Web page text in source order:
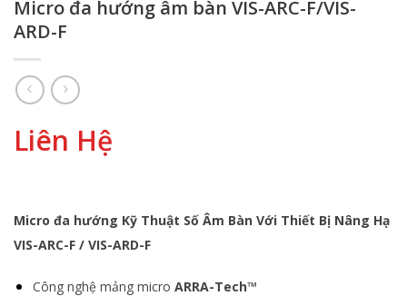
Micro đa hướng âm bàn VIS-ARC-F/VIS-
ARD-F
Liên Hệ
Micro đa hướng Kỹ Thuật Số Âm Bàn Với Thiết Bị Nâng Hạ
VIS-ARC-F / VIS-ARD-F
Công nghệ mảng micro ARRA-Tech™